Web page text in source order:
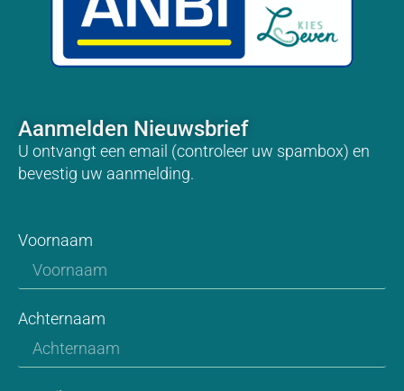
Aanmelden Nieuwsbrief
U ontvangt een email (controleer uw spambox) en
bevestig uw aanmelding.
Voornaam
Achternaam